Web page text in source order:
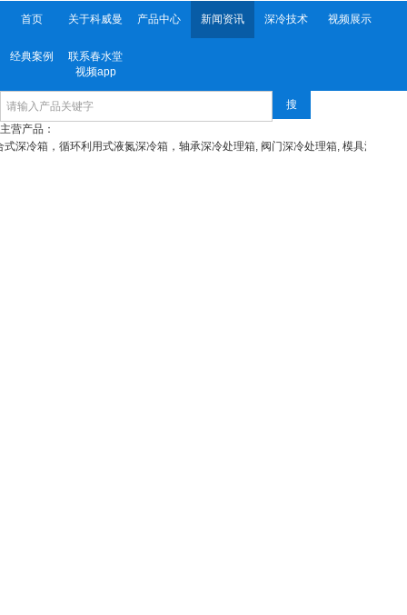
首页 关于科威曼 产品中心 新闻资讯 深冷技术 视频展示
经典案例
联系春水堂
视频app
搜
主营产品：
，组合式深冷箱，循环利用式液氮深冷箱，轴承深冷处理箱, 阀门深冷处理箱,